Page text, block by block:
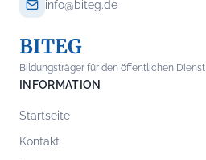
info@biteg.de
BITEG
Bildungsträger für den öffentlichen Dienst
INFORMATION
Startseite
Kontakt